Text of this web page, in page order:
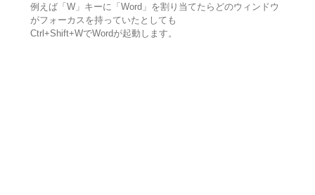
例えば「W」キーに「Word」を割り当てたらどのウィンドウ
がフォーカスを持っていたとしても
Ctrl+Shift+WでWordが起動します。